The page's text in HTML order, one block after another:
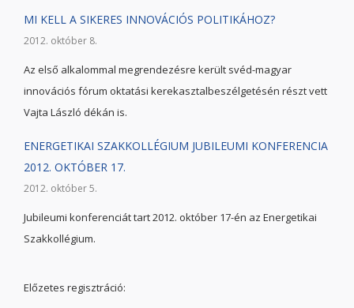
MI KELL A SIKERES INNOVÁCIÓS POLITIKÁHOZ?
2012. október 8.
Az első alkalommal megrendezésre került svéd-magyar
innovációs fórum oktatási kerekasztalbeszélgetésén részt vett
Vajta László dékán is.
ENERGETIKAI SZAKKOLLÉGIUM JUBILEUMI KONFERENCIA
2012. OKTÓBER 17.
2012. október 5.
Jubileumi konferenciát tart 2012. október 17-én az Energetikai
Szakkollégium.
Előzetes regisztráció: